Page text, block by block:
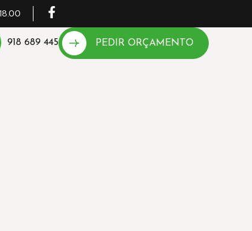
918 689 445 PEDIR ORÇAMENTO